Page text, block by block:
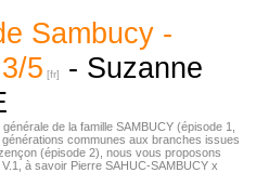
Sambucy -
5
- Suzanne
de la famille SAMBUCY (épisode 1,
communes aux branches issues
(épisode 2), nous vous proposons
à savoir Pierre SAHUC-SAMBUCY x